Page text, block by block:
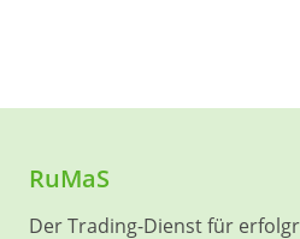
RuMaS
Der Trading-Dienst für